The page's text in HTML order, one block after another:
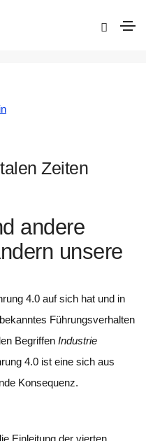
Zeiten
Zeiten
andere
unsere
4.0 auf sich hat und in
Führungsverhalten
Begriffen Industrie
4.0 ist eine sich aus
Konsequenz.
Einleitung der vierten